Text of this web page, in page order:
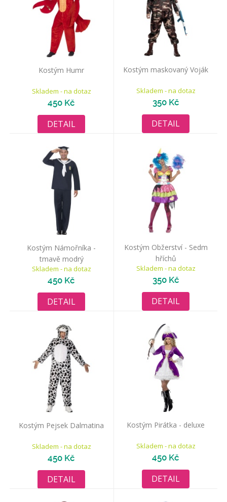
Kostým Humr
Skladem - na dotaz
450 Kč
DETAIL
Kostým maskovaný Voják
Skladem - na dotaz
350 Kč
DETAIL
Kostým Námořníka -
tmavě modrý
Skladem - na dotaz
450 Kč
DETAIL
Kostým Obžerství - Sedm
hříchů
Skladem - na dotaz
350 Kč
DETAIL
Kostým Pejsek Dalmatina
Skladem - na dotaz
450 Kč
DETAIL
Kostým Pirátka - deluxe
Skladem - na dotaz
450 Kč
DETAIL